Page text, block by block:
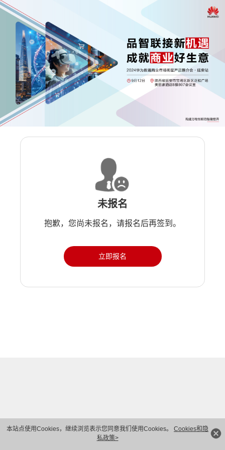
本站点使用Cookies，继续浏览表示您同意我们使用Cookies。 Cookies和隐
私政策>
未报名
抱歉，您尚未报名，请报名后再签到。
立即报名